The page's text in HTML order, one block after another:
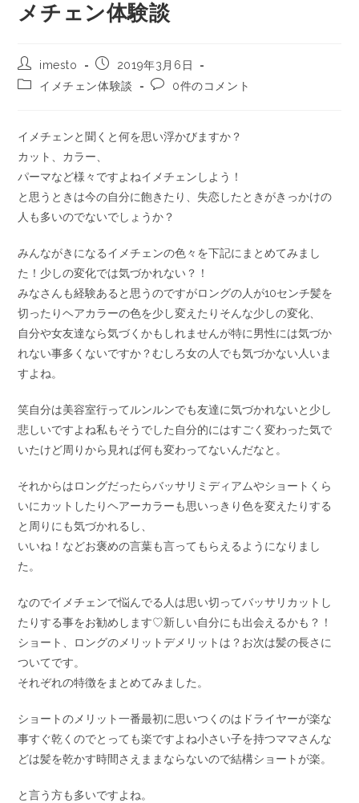
メチェン体験談
imesto
2019年3月6日
イメチェン体験談
0件のコメント
イメチェンと聞くと何を思い浮かびますか？
カット、カラー、
パーマなど様々ですよねイメチェンしよう！
と思うときは今の自分に飽きたり、失恋したときがきっかけの
人も多いのでないでしょうか？
みんながきになるイメチェンの色々を下記にまとめてみまし
た！少しの変化では気づかれない？！
みなさんも経験あると思うのですがロングの人が10センチ髪を
切ったりヘアカラーの色を少し変えたりそんな少しの変化、
自分や女友達なら気づくかもしれませんが特に男性には気づか
れない事多くないですか？むしろ女の人でも気づかない人いま
すよね。
笑自分は美容室行ってルンルンでも友達に気づかれないと少し
悲しいですよね私もそうでした自分的にはすごく変わった気で
いたけど周りから見れば何も変わってないんだなと。
それからはロングだったらバッサリミディアムやショートくら
いにカットしたりヘアーカラーも思いっきり色を変えたりする
と周りにも気づかれるし、
いいね！などお褒めの言葉も言ってもらえるようになりまし
た。
なのでイメチェンで悩んでる人は思い切ってバッサリカットし
たりする事をお勧めします♡新しい自分にも出会えるかも？！
ショート、ロングのメリットデメリットは？お次は髪の長さに
ついてです。
それぞれの特徴をまとめてみました。
ショートのメリット一番最初に思いつくのはドライヤーが楽な
事すぐ乾くのでとっても楽ですよね小さい子を持つママさんな
どは髪を乾かす時間さえままならないので結構ショートが楽。
と言う方も多いですよね。